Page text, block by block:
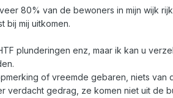
80% van de bewoners in mijn wijk
bij mij uitkomen.
plunderingen enz, maar ik kan u
of vreemde gebaren, niets van
verdacht gedrag, ze komen niet uit de